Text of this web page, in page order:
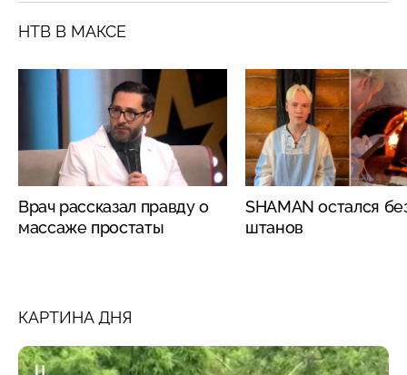
НТВ В МАКСЕ
Врач рассказал правду о
массаже простаты
SHAMAN остался
штанов
КАРТИНА ДНЯ